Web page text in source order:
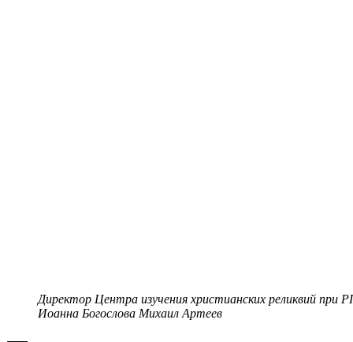
Директор Центра изучения христианских реликвий при
Иоанна Богослова Михаил Артеев